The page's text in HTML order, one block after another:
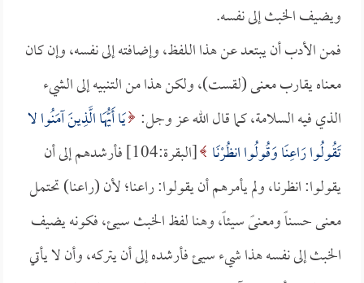
ويضيف الخبث إلى نفسه.
فمن الأدب أن يبتعد عن هذا اللفظ، وإضافته إلى نفسه، وإن كان
معناه يقارب معنى (لقست)، ولكن هذا من التنبيه إلى الشيء
الذي فيه السلامة، كما قال الله عز وجل: يَا أَيُّهَا الَّذِينَ آمَنُوا لا
تَقُولُوا رَاعِنَا وَقُولُوا انظُرْنَا
[البقرة:104] فأرشدهم إلى أن
يقولوا: انظرنا، ولم يأمرهم أن يقولوا: راعنا؛ لأن (راعنا) تحتمل
معنى حسناً ومعنىً سيئاً، وهنا لفظ الخبث سيئ، فكونه يضيف
الخبث إلى نفسه هذا شيء سيئ فأرشده إلى أن يتركه، وأن لا يأتي